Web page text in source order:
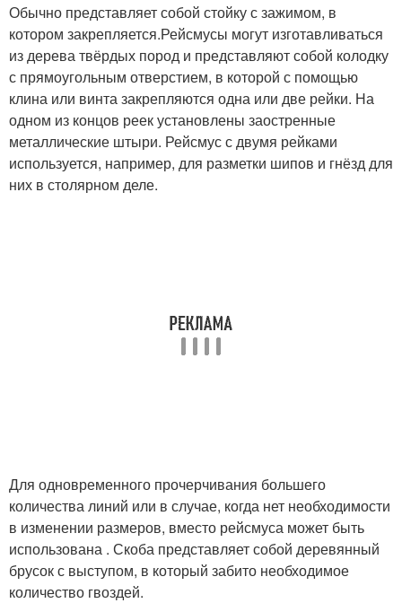
Обычно представляет собой стойку с зажимом, в
котором закрепляется.Рейсмусы могут изготавливаться
из дерева твёрдых пород и представляют собой колодку
с прямоугольным отверстием, в которой с помощью
клина или винта закрепляются одна или две рейки. На
одном из концов реек установлены заостренные
металлические штыри. Рейсмус с двумя рейками
используется, например, для разметки шипов и гнёзд для
них в столярном деле.
Для одновременного прочерчивания большего
количества линий или в случае, когда нет необходимости
в изменении размеров, вместо рейсмуса может быть
использована . Скоба представляет собой деревянный
брусок с выступом, в который забито необходимое
количество гвоздей.